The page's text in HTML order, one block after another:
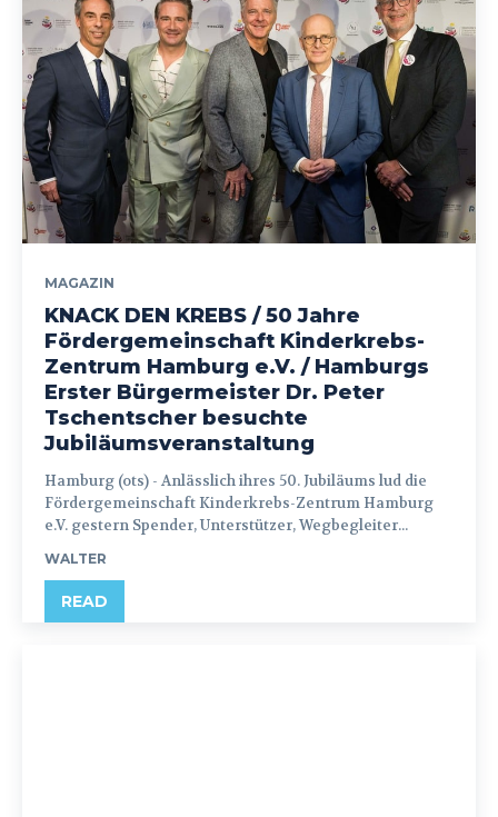
MAGAZIN
KNACK DEN KREBS / 50 Jahre
Fördergemeinschaft Kinderkrebs-
Zentrum Hamburg e.V. / Hamburgs
Erster Bürgermeister Dr. Peter
Tschentscher besuchte
Jubiläumsveranstaltung
Hamburg (ots) - Anlässlich ihres 50. Jubiläums lud die
Fördergemeinschaft Kinderkrebs-Zentrum Hamburg
e.V. gestern Spender, Unterstützer, Wegbegleiter...
WALTER
READ